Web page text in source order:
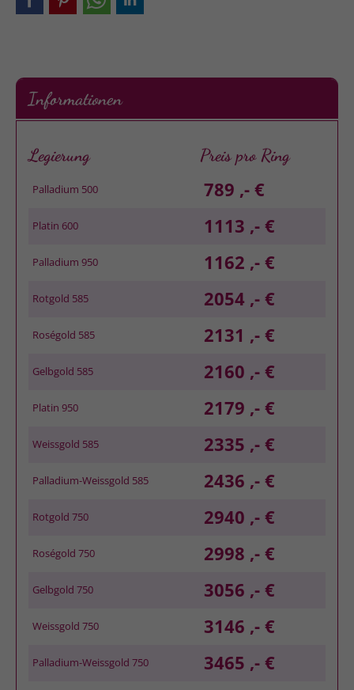
Informationen
Legierung Preis pro Ring
Palladium 500 789 ,- €
Platin 600 1113 ,- €
Palladium 950 1162 ,- €
Rotgold 585 2054 ,- €
Roségold 585 2131 ,- €
Gelbgold 585 2160 ,- €
Platin 950 2179 ,- €
Weissgold 585 2335 ,- €
Palladium-Weissgold 585 2436 ,- €
Rotgold 750 2940 ,- €
Roségold 750 2998 ,- €
Gelbgold 750 3056 ,- €
Weissgold 750 3146 ,- €
Palladium-Weissgold 750 3465 ,- €